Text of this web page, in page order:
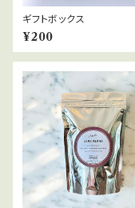
ギフトボックス
¥200